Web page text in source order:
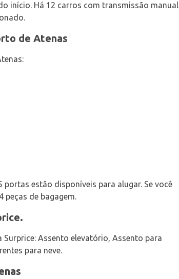
início. Há 12 carros com transmissão manual
de Atenas
portas estão disponíveis para alugar. Se você
peças de bagagem.
Assento elevatório, Assento para
para neve.